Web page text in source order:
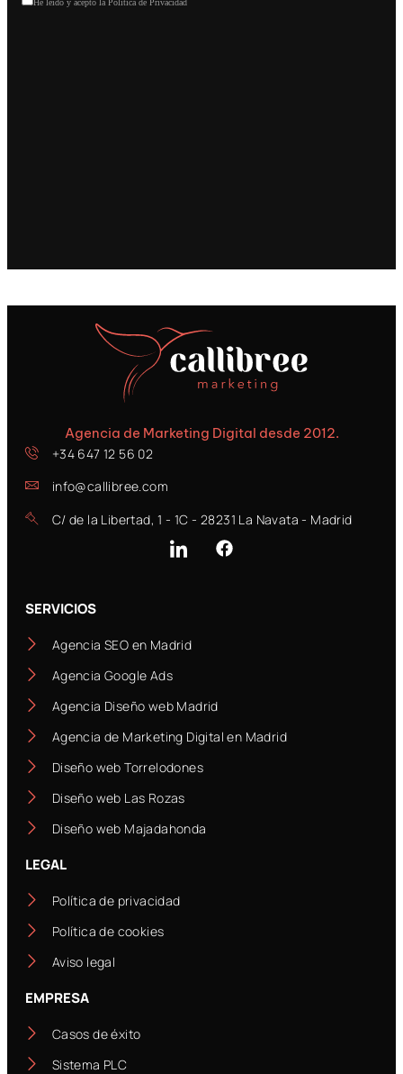
Agencia de Marketing Digital desde 2012.
+34 647 12 56 02
info@callibree.com
C/ de la Libertad, 1 - 1C - 28231 La Navata - Madrid
SERVICIOS
Agencia SEO en Madrid
Agencia Google Ads
Agencia Diseño web Madrid
Agencia de Marketing Digital en Madrid
Diseño web Torrelodones
Diseño web Las Rozas
Diseño web Majadahonda
LEGAL
Política de privacidad
Política de cookies
Aviso legal
EMPRESA
Casos de éxito
Sistema PLC